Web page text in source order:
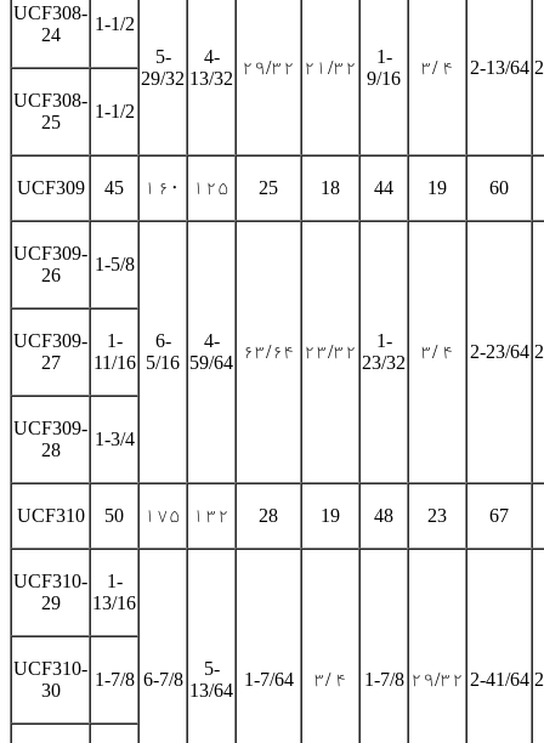
UCF308-
24
1-1/2
5-
29/32
4-
13/32
۲۹/۳۲ ۲۱/۳۲
1-
9/16
۳/ ۴ 2-13/64
UCF308-
25
1-1/2
UCF309 45 ۱۶۰ ۱۲۵ 25 18 44 19 60
UCF309-
26
1-5/8
6-
5/16
4-
59/64
۶۳/۶۴ ۲۳/۳۲
1-
23/32
۳/ ۴ 2-23/64
UCF309-
27
1-
11/16
UCF309-
28
1-3/4
UCF310 50 ۱۷۵ ۱۳۲ 28 19 48 23 67
UCF310-
29
1-
13/16
6-7/8
5-
13/64
1-7/64 ۳/ ۴ 1-7/8 ۲۹/۳۲ 2-41/64
UCF310-
30
1-7/8